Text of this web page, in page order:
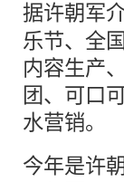
据许朝军
乐节、全
内容生产
团、可口
水营销。
今年是许